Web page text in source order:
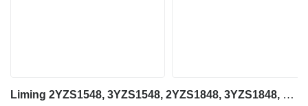
Liming 2YZS1548, 3YZS1548, 2YZS1848, 3YZS1848, 4YZS1848